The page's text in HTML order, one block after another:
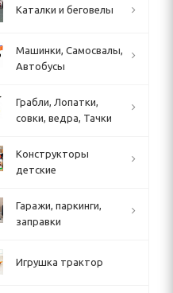
Каталки и беговелы
Машинки, Самосвалы,
Автобусы
Грабли, Лопатки,
совки, ведра, Тачки
Конструкторы
детские
Гаражи, паркинги,
заправки
Игрушка трактор